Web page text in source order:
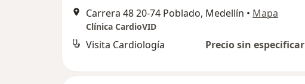
Carrera 48 20-74 Poblado, Medellín • Mapa
Clínica CardioVID
Visita Cardiología Precio sin especificar